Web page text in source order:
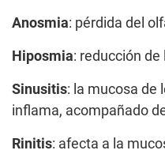
Anosmia: pérdida del
Hiposmia: reducción
Sinusitis: la mucosa de
inflama, acompañado
Rinitis: afecta a la